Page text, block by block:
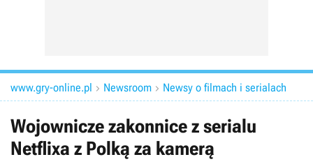
www.gry-online.pl  Newsroom  Newsy o filmach i serialach
Wojownicze zakonnice z serialu
Netflixa z Polką za kamerą